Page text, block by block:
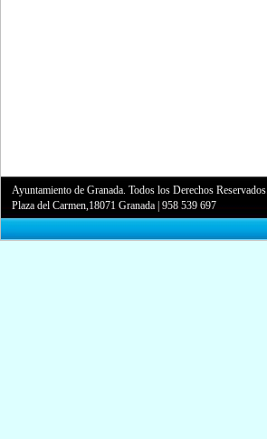
Ayuntamiento de Granada. Todos los Derechos Reservados.
Plaza del Carmen,18071 Granada |958 539 697